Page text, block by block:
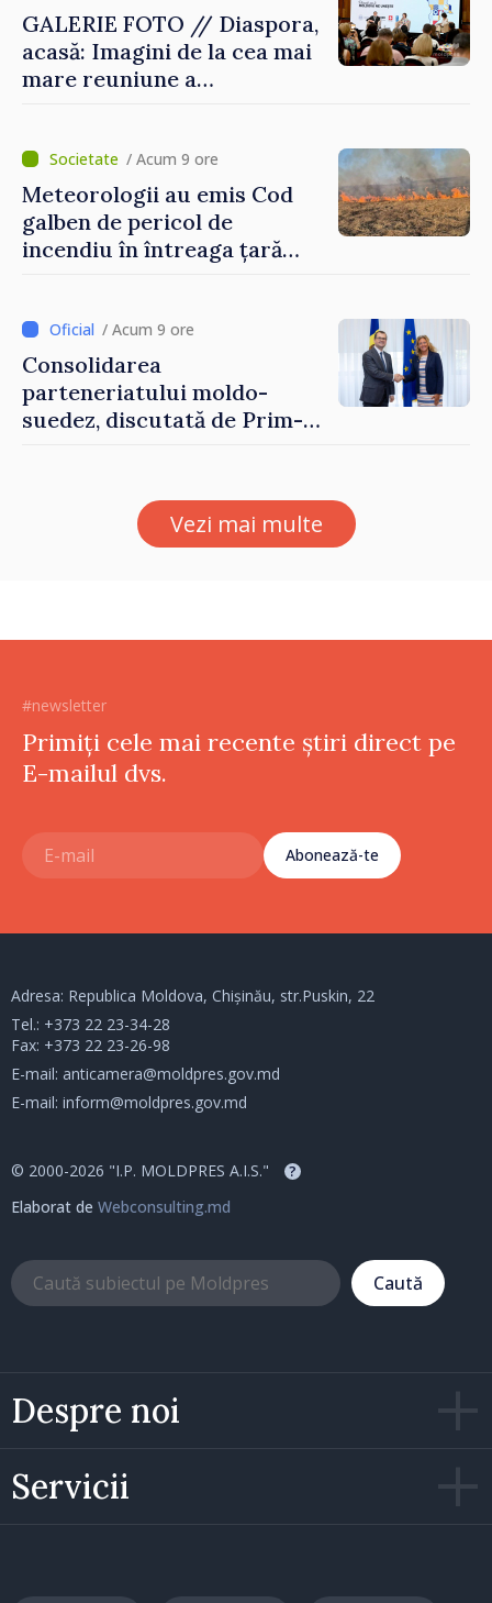
GALERIE FOTO // Diaspora,
acasă: Imagini de la cea mai
mare reuniune a
/ Acum 9 ore
Meteorologii au emis Cod
galben de pericol de
incendiu în întreaga țară
/ Acum 9 ore
Consolidarea
parteneriatului moldo-
suedez, discutată de Prim-
Petra Lärke
Vezi mai multe
#newsletter
Primiți cele mai recente știri direct pe
E-mailul dvs.
Abonează-te
Despre noi
Servicii
Adresa: Republica Moldova, Chișinău, str.Puskin, 22
Tel.: +373 22 23-34-28
Fax: +373 22 23-26-98
E-mail: anticamera@moldpres.gov.md
E-mail: inform@moldpres.gov.md
© 2000-2026 "I.P. MOLDPRES A.I.S." ?
Elaborat de Webconsulting.md
Caută